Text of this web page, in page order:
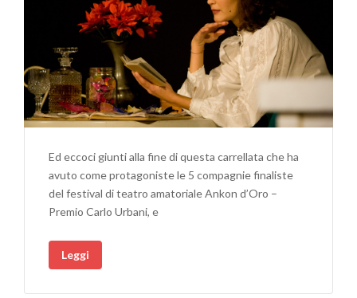
Ed eccoci giunti alla fine di questa carrellata che ha
avuto come protagoniste le 5 compagnie finaliste
del festival di teatro amatoriale Ankon d’Oro –
Premio Carlo Urbani, e
Leggi